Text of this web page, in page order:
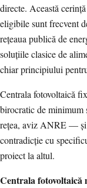
directe. Această
eligibile sunt frecvent
rețeaua publică de
soluțiile clasice de
chiar principiului
Centrala fotovoltaică
birocratic de minimum
rețea, aviz ANRE — și
contradicție cu
proiect la altul.
Centrala fotovoltaică